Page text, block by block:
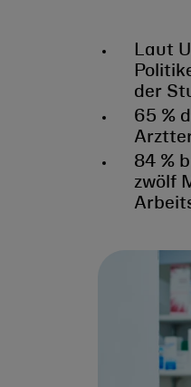
Laut
der
65 %
84 %
zwölf